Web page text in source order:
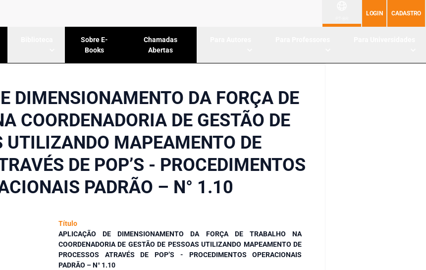
LOGIN CADASTRO
Sobre E-
Books
Chamadas
Abertas
DIMENSIONAMENTO DA FORÇA DE
COORDENADORIA DE GESTÃO DE
UTILIZANDO MAPEAMENTO DE
DE POP’S - PROCEDIMENTOS
PADRÃO – N° 1.10
Título
APLICAÇÃO DE DIMENSIONAMENTO DA FORÇA DE TRABALHO NA
COORDENADORIA DE GESTÃO DE PESSOAS UTILIZANDO MAPEAMENTO DE
PROCESSOS ATRAVÉS DE POP’S - PROCEDIMENTOS OPERACIONAIS
PADRÃO – N° 1.10